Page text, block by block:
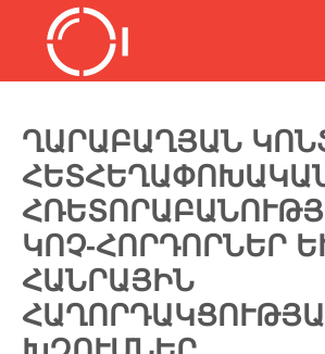
ՂԱՐԱԲԱՂՅԱՆ
ԿՈՉ-ՀՈՐԴՈՐՆԵՐ ԵՒ
ԱՆՐԱՅԻՆ Հ
ԱՂՈՐԴԱԿՑՈՒԹՅԱՆ